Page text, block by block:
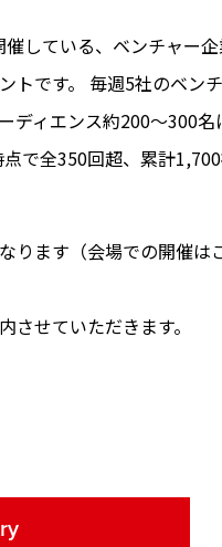
している、ベンチャー
です。 毎週5社のベンチ
ディエンス約200～300名
で全350回超、累計
ります（会場での開催は
せていただきます。